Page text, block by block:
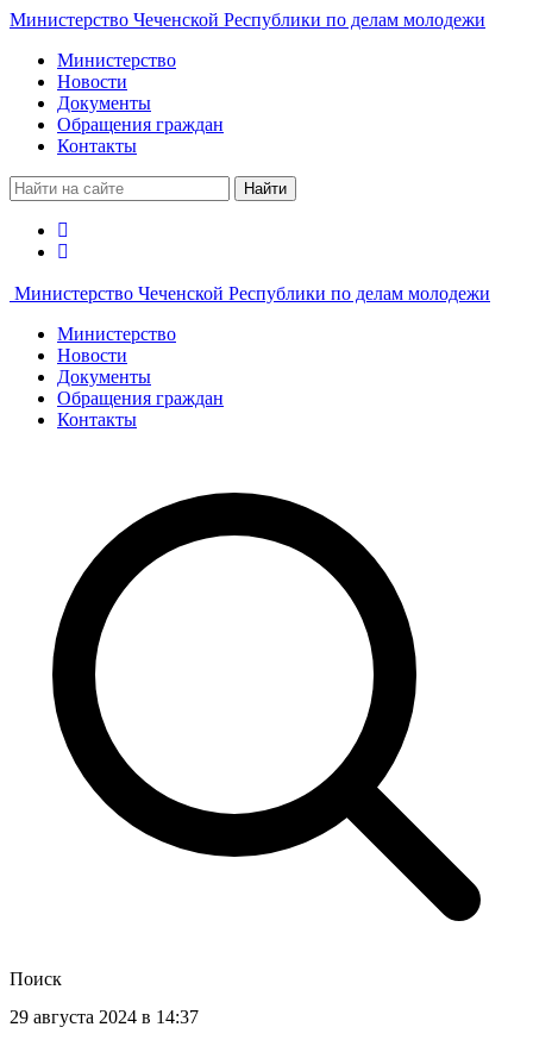
Министерство Чеченской Республики по делам молодежи
Министерство
Новости
Документы
Обращения граждан
Контакты
Найти
Министерство Чеченской Республики по делам молодежи
Министерство
Новости
Документы
Обращения граждан
Контакты
Поиск
29 августа 2024 в 14:37